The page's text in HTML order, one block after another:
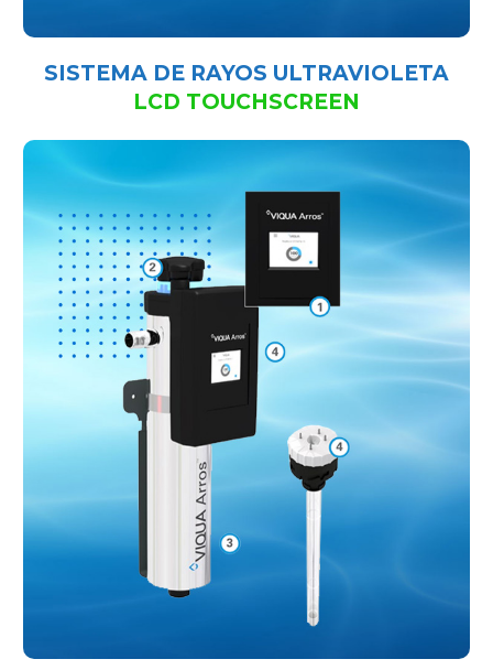
SISTEMA DE RAYOS ULTRAVIOLETA
LCD TOUCHSCREEN